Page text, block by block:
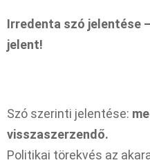
Irredenta szó jelentése
jelent!
Szó szerinti jelentése:
visszaszerzendő.
Politikai törekvés az